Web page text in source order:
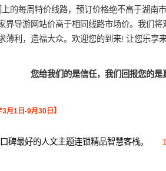
的每周特价线路，预订价格绝不高于湖南
界导游网站价高于相同线路市场价。我们
薄利，造福大众。欢迎您的到来! 让您乐享
您给我们的是信任，我们回报您的是
月1日-9月30日】
碑最好的人文主题连锁精品智慧客栈。